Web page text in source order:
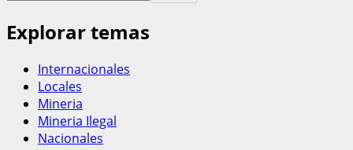
Explorar temas
Internacionales
Locales
Mineria
Mineria Ilegal
Nacionales